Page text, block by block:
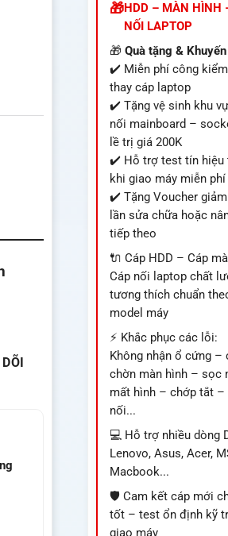
HDD – MÀN HÌNH
NỐI LAPTOP
🎁Quà tặng &
✔️ Miễn phí công
thay cáp laptop
✔️ Tặng vệ sinh khu
nối mainboard –
lề trị giá 200K
✔️ Hỗ trợ test tín hiệu
khi giao máy miễn phí
✔️ Tặng Voucher
lần sửa chữa hoặc
tiếp theo
🔌 Cáp HDD – Cáp
Cáp nối laptop chất
tương thích chuẩn
model máy
⚡ Khắc phục các lỗi:
Không nhận ổ cứng –
chờn màn hình – sọc
mất hình – chớp tắt –
nối...
💻 Hỗ trợ nhiều dòng
Lenovo, Asus, Acer,
Macbook...
🛡️ Cam kết cáp mới
tốt – test ổn định kỹ